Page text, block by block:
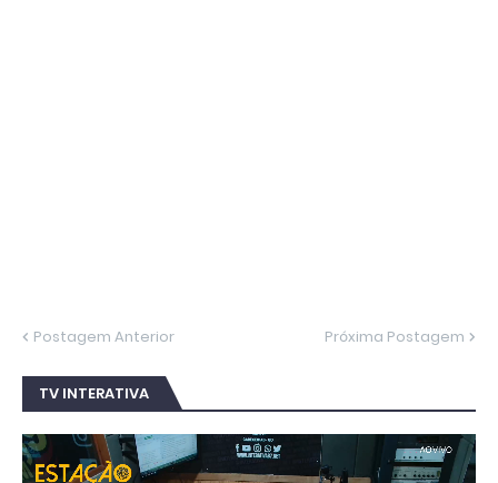
Postagem Anterior Próxima Postagem
TV INTERATIVA